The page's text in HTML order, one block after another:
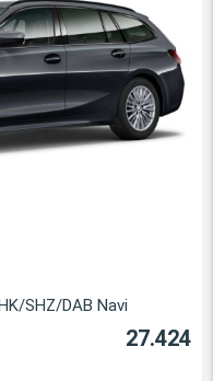
SHZ/DAB Navi
27.424